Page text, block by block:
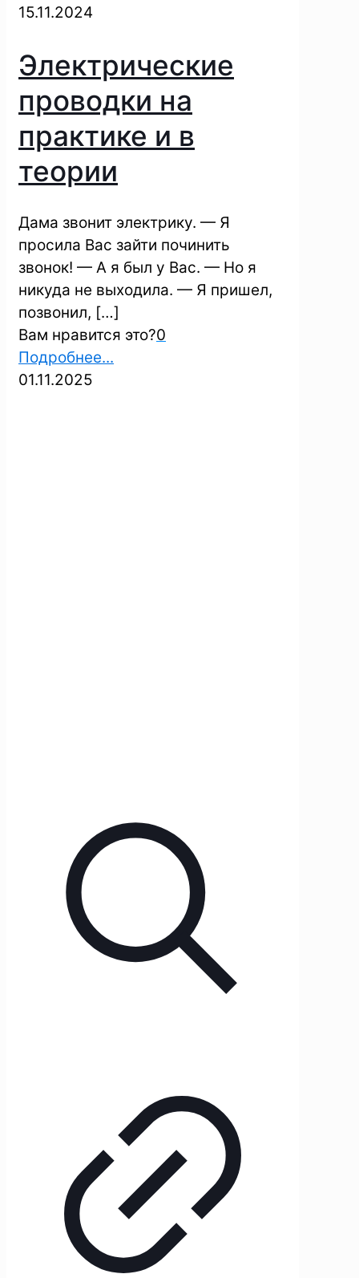
15.11.2024
Электрические
проводки на
практике и в
теории
Дама звонит электрику. — Я
просила Вас зайти починить
звонок! — А я был у Вас. — Но я
никуда не выходила. — Я пришел,
позвонил, […]
Вам нравится это?0
Подробнее...
01.11.2025